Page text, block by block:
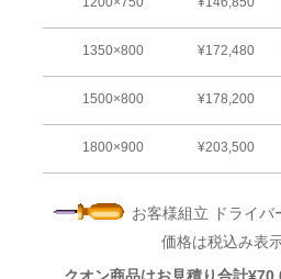
1350×800 ¥172,480
1500×800 ¥178,200
1800×900 ¥203,500
お客様組立 ドライバ
価格は税込み表